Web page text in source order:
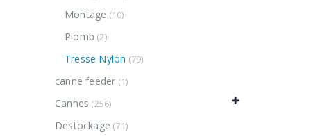
Montage (10)
Plomb (2)
Tresse Nylon (79)
canne feeder (1)
Cannes (256)
Destockage (71)